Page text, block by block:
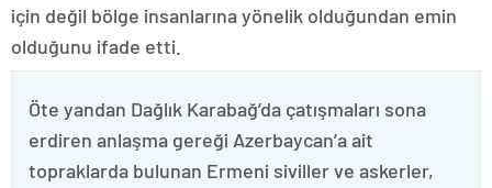
için değil bölge insanlarına yönelik olduğundan emin
olduğunu ifade etti.
Öte yandan Dağlık Karabağ’da çatışmaları sona
erdiren anlaşma gereği Azerbaycan’a ait
topraklarda bulunan Ermeni siviller ve askerler,